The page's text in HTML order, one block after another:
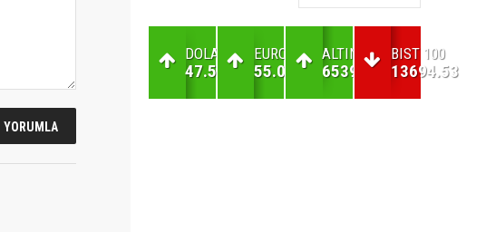
DOLAR
47.59
EURO
55.06
ALTIN
6539.15
BIST 100
13694.53